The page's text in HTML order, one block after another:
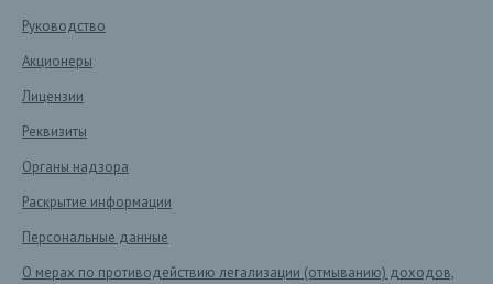
Руководство
Акционеры
Лицензии
Реквизиты
Органы надзора
Раскрытие информации
Персональные данные
О мерах по противодействию легализации (отмыванию) доходов,